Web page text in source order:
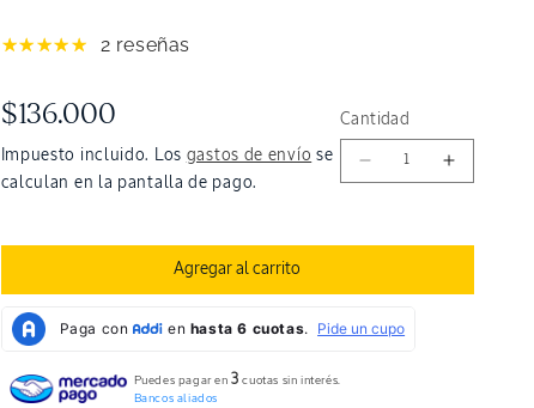
2 reseñas
Precio
habitual
$136.000
Impuesto incluido. Los gastos de envío se
calculan en la pantalla de pago.
Cantidad
Reducir
Gel
Ducha
Orchidée
Gel
Ducha
Agregar al carrito
Puedes pagar en3 cuotas sin interés.
Bancos aliados